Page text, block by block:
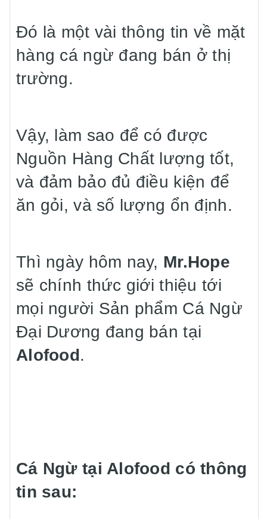
Đó là một vài thông tin về mặt
hàng cá ngừ đang bán ở thị
trường.
Vậy, làm sao để có được
Nguồn Hàng Chất lượng tốt,
và đảm bảo đủ điều kiện để
ăn gỏi, và số lượng ổn định.
Thì ngày hôm nay, Mr.Hope
sẽ chính thức giới thiệu tới
mọi người Sản phẩm Cá Ngừ
Đại Dương đang bán tại
Alofood.
Cá Ngừ tại Alofood có thông
tin sau: